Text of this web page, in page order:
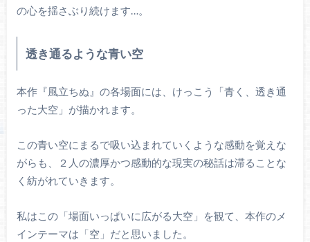
の心を揺さぶり続けます…。
透き通るような青い空
本作『風立ちぬ』の各場面には、けっこう「青く、透き通
った大空」が描かれます。
この青い空にまるで吸い込まれていくような感動を覚えな
がらも、２人の濃厚かつ感動的な現実の秘話は滞ることな
く紡がれていきます。
私はこの「場面いっぱいに広がる大空」を観て、本作のメ
インテーマは「空」だと思いました。